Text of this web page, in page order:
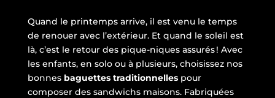
Quand le printemps arrive, il est venu le temps
de renouer avec l’extérieur. Et quand le soleil est
là, c’est le retour des pique-niques assurés ! Avec
les enfants, en solo ou à plusieurs, choisissez nos
bonnes baguettes traditionnellespour
composer des sandwichs maisons. Fabriquées